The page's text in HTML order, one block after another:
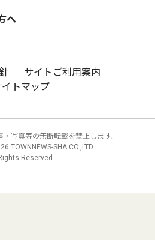
へ
サイトご利用案内
イトマップ
写真等の無断転載を禁止します。
TOWNNEWS-SHA CO.,LTD.
Reserved.